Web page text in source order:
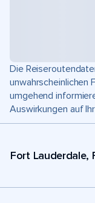
Die
unwahrscheinlichen
umgehend
Auswirkungen auf
Fort Lauderdale,